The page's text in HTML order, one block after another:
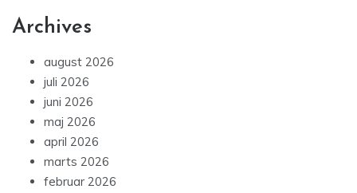
Archives
august 2026
juli 2026
juni 2026
maj 2026
april 2026
marts 2026
februar 2026